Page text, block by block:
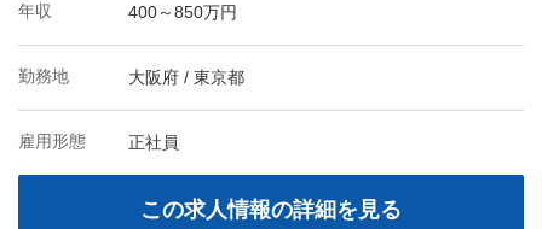
年収 400～850万円
勤務地 大阪府 / 東京都
雇用形態 正社員
この求人情報の詳細を見る